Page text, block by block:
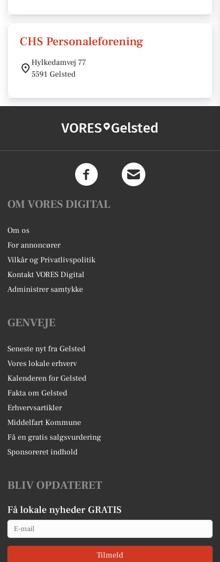
CHS Personaleforening
Hylkedamvej 77
5591 Gelsted
VORES Gelsted
OM VORES DIGITAL
Om os
For annoncører
Vilkår og Privatlivspolitik
Kontakt VORES Digital
Administrer samtykke
GENVEJE
Seneste nyt fra Gelsted
Vores lokale erhverv
Kalenderen for Gelsted
Fakta om Gelsted
Erhvervsartikler
Middelfart Kommune
Få en gratis salgsvurdering
Sponsoreret indhold
BLIV OPDATERET
Få lokale nyheder GRATIS
Email
Tilmeld